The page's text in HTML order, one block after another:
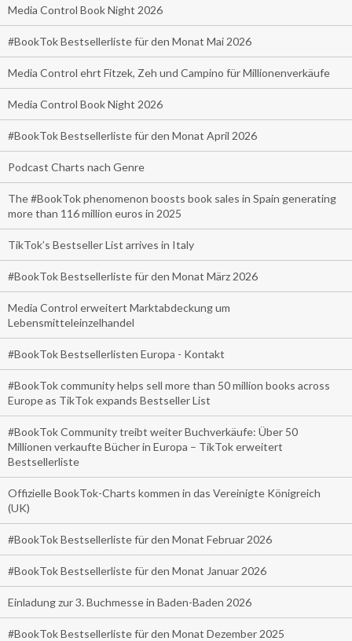
Media Control Book Night 2026
#BookTok Bestsellerliste für den Monat Mai 2026
Media Control ehrt Fitzek, Zeh und Campino für Millionenverkäufe
Media Control Book Night 2026
#BookTok Bestsellerliste für den Monat April 2026
Podcast Charts nach Genre
The #BookTok phenomenon boosts book sales in Spain generating
more than 116 million euros in 2025
TikTok’s Bestseller List arrives in Italy
#BookTok Bestsellerliste für den Monat März 2026
Media Control erweitert Marktabdeckung um
Lebensmitteleinzelhandel
#BookTok Bestsellerlisten Europa - Kontakt
#BookTok community helps sell more than 50 million books across
Europe as TikTok expands Bestseller List
#BookTok Community treibt weiter Buchverkäufe: Über 50
Millionen verkaufte Bücher in Europa – TikTok erweitert
Bestsellerliste
Offizielle BookTok-Charts kommen in das Vereinigte Königreich
(UK)
#BookTok Bestsellerliste für den Monat Februar 2026
#BookTok Bestsellerliste für den Monat Januar 2026
Einladung zur 3. Buchmesse in Baden-Baden 2026
#BookTok Bestsellerliste für den Monat Dezember 2025